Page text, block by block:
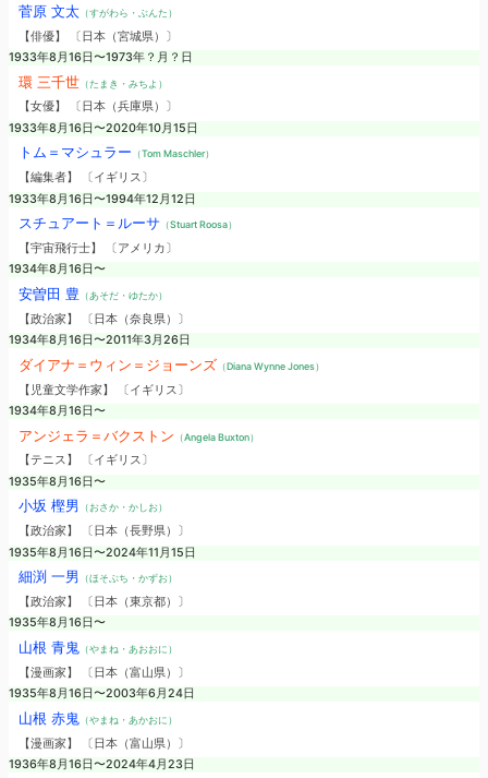
菅原 文太（すがわら・ぶんた）
【俳優】 〔日本（宮城県）〕
1933年8月16日〜1973年？月？日
環 三千世（たまき・みちよ）
【女優】 〔日本（兵庫県）〕
1933年8月16日〜2020年10月15日
トム＝マシュラー （Tom Maschler）
【編集者】 〔イギリス〕
1933年8月16日〜1994年12月12日
スチュアート＝ルーサ（Stuart Roosa）
【宇宙飛行士】 〔アメリカ〕
1934年8月16日〜
安曽田 豊 （あそだ・ゆたか）
【政治家】 〔日本（奈良県）〕
1934年8月16日〜2011年3月26日
ダイアナ＝ウィン＝ジョーンズ （Diana Wynne Jones）
【児童文学作家】 〔イギリス〕
1934年8月16日〜
アンジェラ＝バクストン （Angela Buxton）
【テニス】 〔イギリス〕
1935年8月16日〜
小坂 樫男 （おさか・かしお）
【政治家】 〔日本（長野県）〕
1935年8月16日〜2024年11月15日
細渕 一男 （ほそぶち・かずお）
【政治家】 〔日本（東京都）〕
1935年8月16日〜
山根 青鬼（やまね・あおおに）
【漫画家】 〔日本（富山県）〕
1935年8月16日〜2003年6月24日
山根 赤鬼（やまね・あかおに）
【漫画家】 〔日本（富山県）〕
1936年8月16日〜2024年4月23日